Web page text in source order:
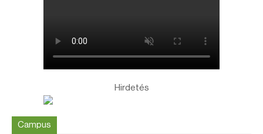
Hirdetés
Campus